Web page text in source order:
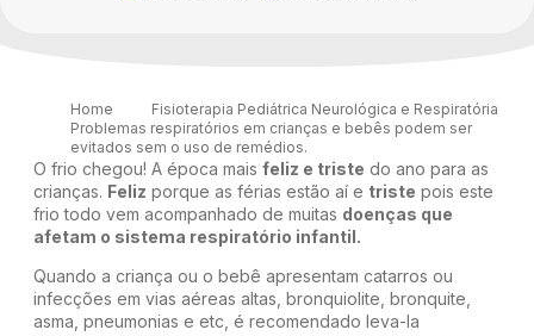
Home
Fisioterapia Pediátrica Neurológica e Respiratória
Problemas respiratórios em crianças e bebês podem ser
evitados sem o uso de remédios.
O frio chegou! A época mais feliz e triste do ano para as
crianças. Feliz porque as férias estão aí e triste pois este
frio todo vem acompanhado de muitas doenças que
afetam o sistema respiratório infantil.
Quando a criança ou o bebê apresentam catarros ou
infecções em vias aéreas altas, bronquiolite, bronquite,
asma, pneumonias e etc, é recomendado leva-la